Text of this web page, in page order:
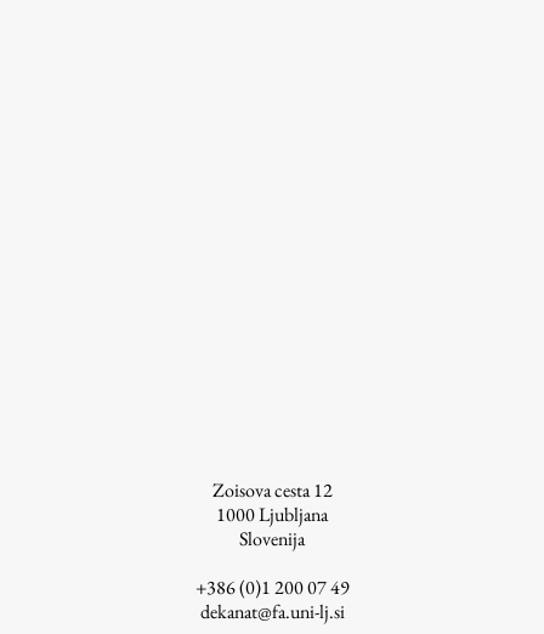
Zoisova cesta 12
1000Ljubljana
Slovenija
+386 (0)1 200 07 49
dekanat@fa.uni-lj.si